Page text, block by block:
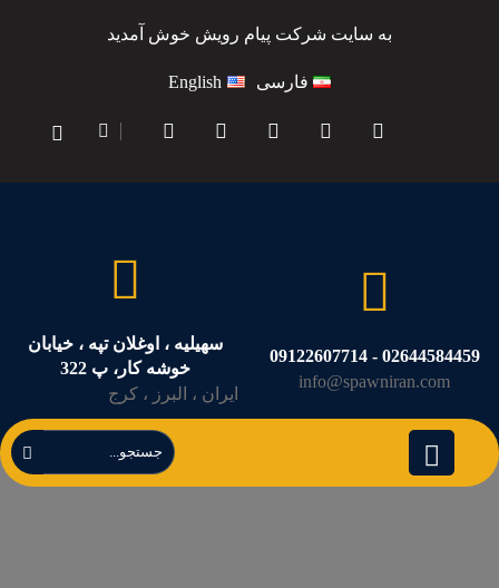
به سایت شرکت پیام رویش خوش آمدید
فارسی English
02644584459 - 09122607714
info@spawniran.com
سهیلیه ، اوغلان تپه ، خیابان
خوشه کار، پ 322
ایران ، البرز ، کرج